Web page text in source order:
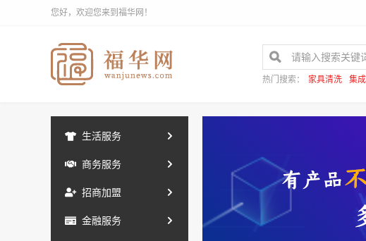
您好，欢迎您来到福华网！
热门搜索： 家具清洗 集
生活服务
商务服务
招商加盟
金融服务